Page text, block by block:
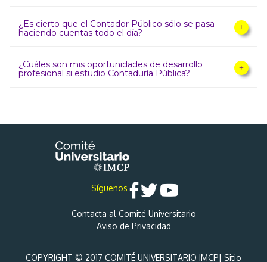
¿Es cierto que el Contador Público sólo se pasa
haciendo cuentas todo el día?
¿Cuáles son mis oportunidades de desarrollo
profesional si estudio Contaduría Pública?
Síguenos
Contacta al Comité Universitario
Aviso de Privacidad
COPYRIGHT © 2017 COMITÉ UNIVERSITARIO IMCP| Sitio